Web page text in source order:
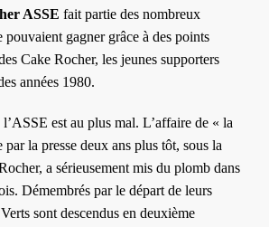
ASSE fait partie des nombreux
pouvaient gagner grâce à des points
Cake Rocher, les jeunes supporters
années 1980.
est au plus mal. L’affaire de « la
par la presse deux ans plus tôt, sous la
a sérieusement mis du plomb dans
Démembrés par le départ de leurs
sont descendus en deuxième